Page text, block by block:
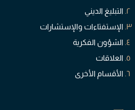
التبليغ الديني
الإستفتاءات والإستشارات
الشؤون الفكرية
العلاقات
الأقسام الأخرى